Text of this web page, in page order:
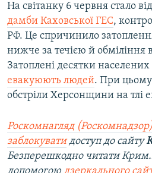
На світанку 6 червня стало
дамби Каховської ГЕС,
РФ. Це спричинило
нижче за течією й
Затоплені десятки населених
евакуюють людей. При цьому
обстріли Херсонщини на тлі
Роскомнагляд
заблокуватидоступ до сайту
Безперешкодно читати